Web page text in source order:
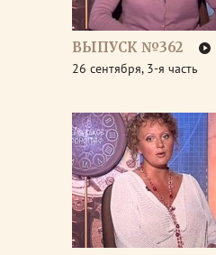
ВЫПУСК №362
26 сентября, 3-я часть